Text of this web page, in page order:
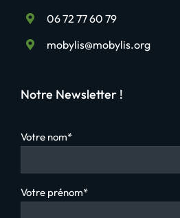
06 72 77 60 79
mobylis@mobylis.org
Notre Newsletter !
Votre nom*
Votre prénom*